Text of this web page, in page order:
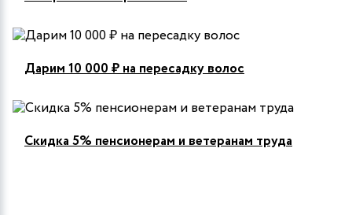
Дарим 10 000 ₽ на пересадку волос
Скидка 5% пенсионерам и ветеранам труда